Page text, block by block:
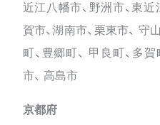
近江八幡市、野洲市、東近
賀市、湖南市、栗東市、 守
町、豊郷町、 甲良町、多
市、 高島市
京都府